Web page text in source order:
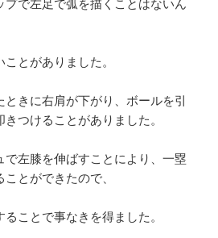
プで左足で弧を描くことはないん
とがありました。
ときに右肩が下がり、ボールを引
つけることがありました。
で左膝を伸ばすことにより、一塁
とができたので、
ことで事なきを得ました。